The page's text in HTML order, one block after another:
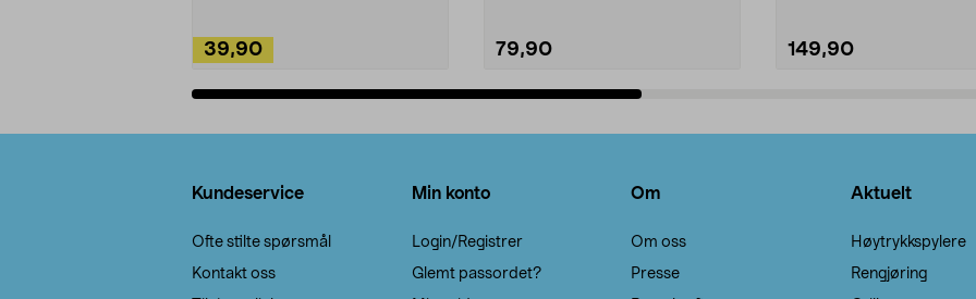
39,90 79,90 149,90
Kundeservice
Ofte stilte spørsmål
Kontakt oss
Min konto
Login/Registrer
Glemt passordet?
Om
Om oss
Presse
Aktuelt
Høytrykkspylere
Rengjøring